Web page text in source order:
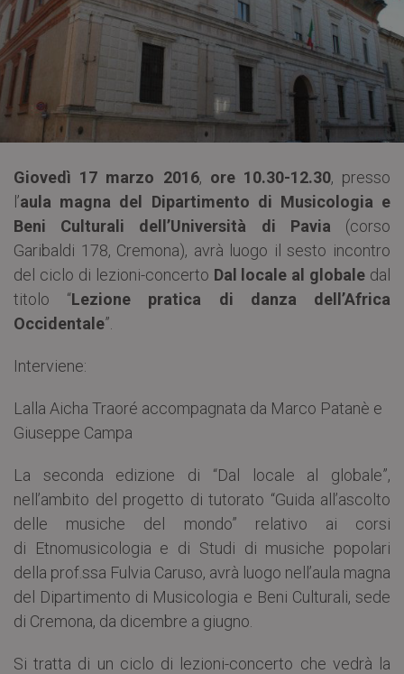
Giovedì 17 marzo 2016, ore 10.30-12.30, presso
l’aula magna del Dipartimento di Musicologia e
Beni Culturali dell’Università di Pavia (corso
Garibaldi 178, Cremona), avrà luogo il sesto incontro
del ciclo di lezioni-concerto Dal locale al globale dal
titolo “Lezione pratica di danza dell’Africa
Occidentale”.
Interviene:
Lalla Aicha Traoré accompagnata da Marco Patanè e
Giuseppe Campa
La seconda edizione di “Dal locale al globale”,
nell’ambito del progetto di tutorato “Guida all’ascolto
delle musiche del mondo” relativo ai corsi
di Etnomusicologia e di Studi di musiche popolari
della prof.ssa Fulvia Caruso, avrà luogo nell’aula magna
del Dipartimento di Musicologia e Beni Culturali, sede
di Cremona, da dicembre a giugno.
Si tratta di un ciclo di lezioni-concerto che vedrà la